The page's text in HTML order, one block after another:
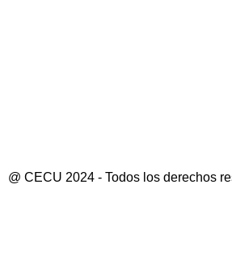
@ CECU 2024 - Todos los derechos